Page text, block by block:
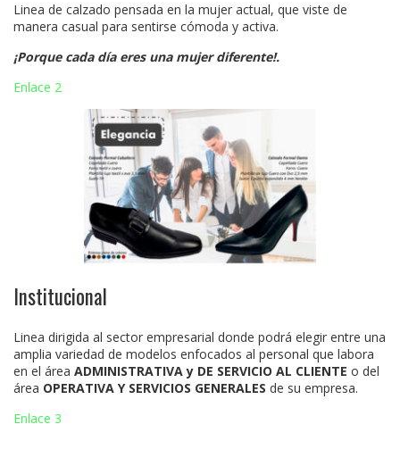
Linea de calzado pensada en la mujer actual, que viste de
manera casual para sentirse cómoda y activa.
¡Porque cada día eres una mujer diferente!.
Enlace 2
Institucional
Linea dirigida al sector empresarial donde podrá elegir entre una
amplia variedad de modelos enfocados al personal que labora
en el área ADMINISTRATIVA y DE SERVICIO AL CLIENTE o del
área OPERATIVA Y SERVICIOS GENERALES de su empresa.
Enlace 3